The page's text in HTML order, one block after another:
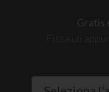
Gratis
Fissa un